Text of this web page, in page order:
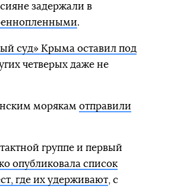
задержали в
.
суд» Крыма оставил под
четверых даже не
морякам отправили
группе и первый
опубликовала список
где их удерживают, с